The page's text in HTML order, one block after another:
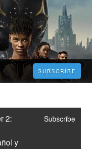
HD SUBSCRIBE
2:
y
Subscribe